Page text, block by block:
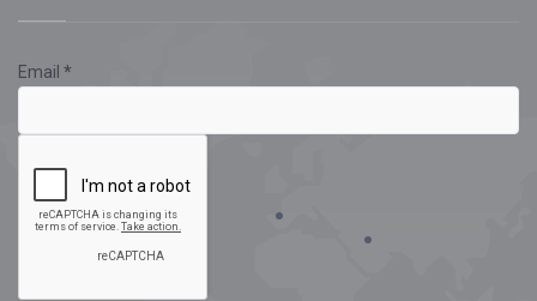
Email *